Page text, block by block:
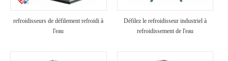
refroidisseurs de défilement refroidi à
l'eau
Défilez le refroidisseur industriel à
refroidissement de l'eau